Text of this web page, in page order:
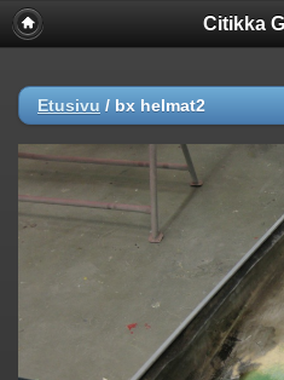
Citikka
Etusivu / bx helmat2